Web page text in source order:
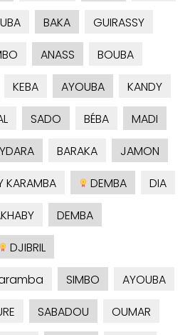
BAKA
GUIRASSY
ANASS
BOUBA
KEBA AYOUBA
KANDY
SADO BÉBA
MADI
BARAKA
JAMON
KARAMBA
DEMBA
DIA
DEMBA
DJIBRIL
SIMBO
AYOUBA
SABADOU
OUMAR